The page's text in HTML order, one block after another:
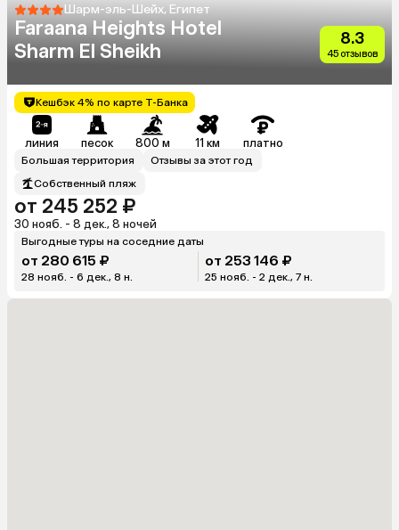
Шарм-эль-Шейх, Египет
Faraana Heights Hotel
Sharm El Sheikh
8.3
45 отзывов
Кешбэк 4% по карте Т-Банка
линия песок 800 м 11 км платно
Большая территория
Отзывы за этот год
Собственный пляж
от 245 252 ₽
30 нояб. - 8 дек., 8 ночей
Выгодные туры на соседние даты
от 280 615 ₽
28 нояб. - 6 дек., 8 н.
от 253 146 ₽
25 нояб. - 2 дек., 7 н.